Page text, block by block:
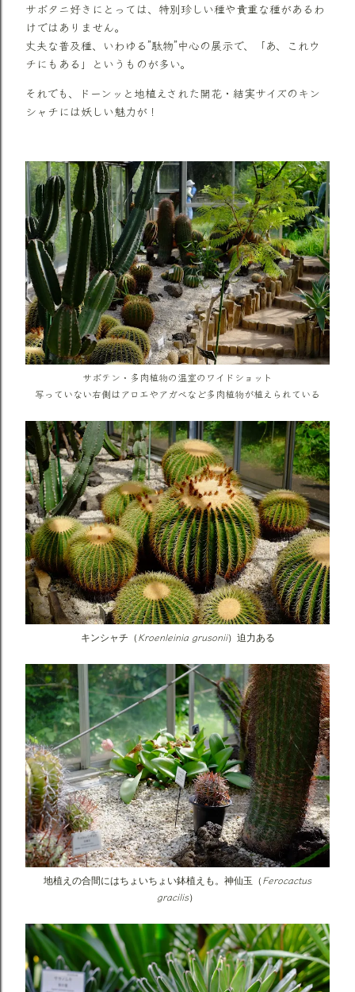
サボタニ好きにとっては、特別珍しい種や貴重な種があるわ
けではありません。
丈夫な普及種、いわゆる”駄物”中心の展示で、「あ、これウ
チにもある」というものが多い。
それでも、ドーンッと地植えされた開花・結実サイズのキン
シャチには妖しい魅力が！
サボテン・多肉植物の温室のワイドショット
写っていない右側はアロエやアガベなど多肉植物が植えられている
キンシャチ（ Kroenleinia grusonii）迫力ある
地植えの合間にはちょいちょい鉢植えも。神仙玉（ Ferocactus
gracilis）